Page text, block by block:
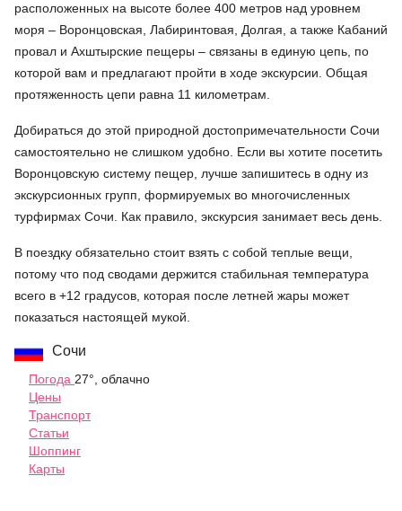
расположенных на высоте более 400 метров над уровнем
моря – Воронцовская, Лабиринтовая, Долгая, а также Кабаний
провал и Ахштырские пещеры – связаны в единую цепь, по
которой вам и предлагают пройти в ходе экскурсии. Общая
протяженность цепи равна 11 километрам.
Добираться до этой природной достопримечательности Сочи
самостоятельно не слишком удобно. Если вы хотите посетить
Воронцовскую систему пещер, лучше запишитесь в одну из
экскурсионных групп, формируемых во многочисленных
турфирмах Сочи. Как правило, экскурсия занимает весь день.
В поездку обязательно стоит взять с собой теплые вещи,
потому что под сводами держится стабильная температура
всего в +12 градусов, которая после летней жары может
показаться настоящей мукой.
Сочи
Погода 27°, облачно
Цены
Транспорт
Статьи
Шоппинг
Карты